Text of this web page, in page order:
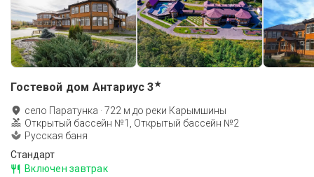
Гостевой дом Антариус 3★
село Паратунка ·722 м до реки Карымшины
Открытый бассейн №1, Открытый бассейн №2
Русская баня
Стандарт
Включен завтрак